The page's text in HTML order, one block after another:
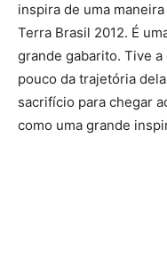
inspira de uma
Terra Brasil 2012. É
grande gabarito. Tive
pouco da trajetória
sacrifício para chegar
como uma grande